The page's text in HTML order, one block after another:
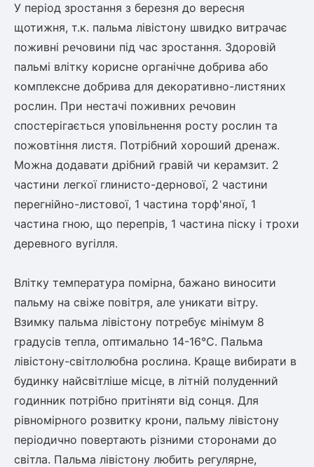
У період зростання з березня до вересня
щотижня, т.к. пальма лівістону швидко витрачає
поживні речовини під час зростання. Здоровій
пальмі влітку корисне органічне добрива або
комплексне добрива для декоративно-листяних
рослин. При нестачі поживних речовин
спостерігається уповільнення росту рослин та
пожовтіння листя. Потрібний хороший дренаж.
Можна додавати дрібний гравій чи керамзит. 2
частини легкої глинисто-дернової, 2 частини
перегнійно-листової, 1 частина торф'яної, 1
частина гною, що перепрів, 1 частина піску і трохи
деревного вугілля.
Влітку температура помірна, бажано виносити
пальму на свіже повітря, але уникати вітру.
Взимку пальма лівістону потребує мінімум 8
градусів тепла, оптимально 14-16°С. Пальма
лівістону-світлолюбна рослина. Краще вибирати в
будинку найсвітліше місце, в літній полуденний
годинник потрібно притіняти від сонця. Для
рівномірного розвитку крони, пальму лівістону
періодично повертають різними сторонами до
світла. Пальма лівістону любить регулярне,